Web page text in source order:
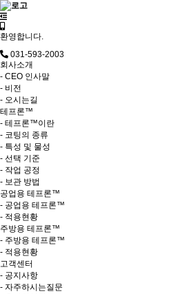
환영합니다.
031-593-2003
회사소개
- CEO 인사말
- 비전
- 오시는길
테프론™
- 테프론™이란
- 코팅의 종류
- 특성 및 물성
- 선택 기준
- 작업 공정
- 보관 방법
공업용 테프론™
- 공업용 테프론™
- 적용현황
주방용 테프론™
- 주방용 테프론™
- 적용현황
고객센터
- 공지사항
- 자주하시는질문